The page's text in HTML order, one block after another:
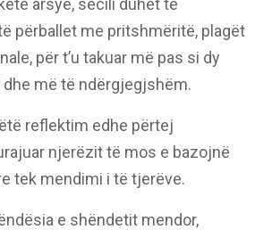
arsye, secili duhet të
përballet me pritshmëritë, plagët
për t’u takuar më pas si dy
më të ndërgjegjshëm.
reflektim edhe përtej
njerëzit të mos e bazojnë
tek mendimi i të tjerëve.
e shëndetit mendor,